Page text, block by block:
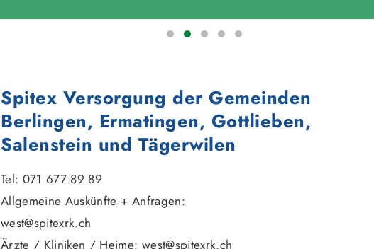
Spitex Versorgung der Gemeinden
Berlingen, Ermatingen, Gottlieben,
Salenstein und Tägerwilen
Tel: 071 677 89 89
Allgemeine Auskünfte + Anfragen:
west@spitexrk.ch
Ärzte / Kliniken / Heime: west@spitexrk.ch